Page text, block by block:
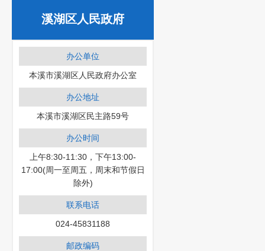
溪湖区人民政府
办公单位
本溪市溪湖区人民政府办公室
办公地址
本溪市溪湖区民主路59号
办公时间
上午8:30-11:30，下午13:00-
17:00(周一至周五，周末和节假日
除外)
联系电话
024-45831188
邮政编码